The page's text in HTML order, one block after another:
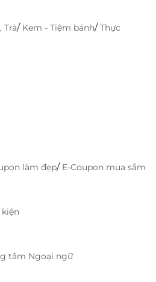
lợi, tiết kiệm cùng
săn voucher khách sạn với
nghỉ dưỡng uy tín, được
tưởng.
chỉ có tại LifeLink
sạn, tour, dịch vụ du
và điểm đến mong muốn.
khuyến mãi độc quyền.
mà không cần chờ.
liên tục trong quá trình đặt -
Trà/ Kem - Tiệm bánh/Thực
làm đẹp/ E-Coupon mua sắm
tâm Ngoại ngữ